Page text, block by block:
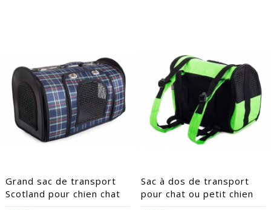
Grand sac de transport
Scotland pour chien chat
Sac à dos de transport
pour chat ou petit chien